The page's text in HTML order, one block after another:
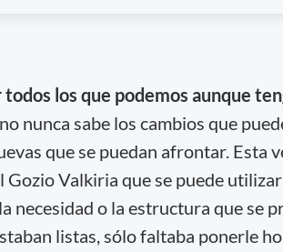
los que podemos aunque
nunca sabe los cambios que
que se puedan afrontar. Esta
Gozio Valkiria que se puede
necesidad o la estructura que se
listas, sólo faltaba ponerle